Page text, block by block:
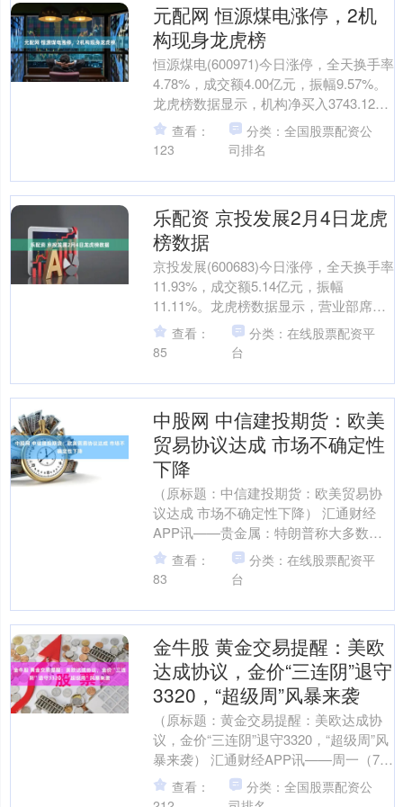
元配网 恒源煤电涨停，2机
构现身龙虎榜
恒源煤电(600971)今日涨停，全天换手率
4.78%，成交额4.00亿元，振幅9.57%。
龙虎榜数据显示，机构净买入3743.12万
元，沪股通净卖出322.2....
查看：
123
分类：全国股票配资公
司排名
乐配资 京投发展2月4日龙虎
榜数据
京投发展(600683)今日涨停，全天换手率
11.93%，成交额5.14亿元，振幅
11.11%。龙虎榜数据显示，营业部席位
合计净买入576.04万元。 上交所公....
查看：
85
分类：在线股票配资平
台
中股网 中信建投期货：欧美
贸易协议达成 市场不确定性
下降
（原标题：中信建投期货：欧美贸易协
议达成 市场不确定性下降） 汇通财经
APP讯——贵金属：特朗普称大多数贸
易协议将在 8 月前达成，随后欧美于周
末达成贸易协议，....
查看：
83
分类：在线股票配资平
台
金牛股 黄金交易提醒：美欧
达成协议，金价“三连阴”退守
3320，“超级周”风暴来袭
（原标题：黄金交易提醒：美欧达成协
议，金价“三连阴”退守3320，“超级周”风
暴来袭） 汇通财经APP讯——周一（7月
28日）亚市早盘，现货黄金探底回升，
盘初一....
查看：
分类：全国股票配资公